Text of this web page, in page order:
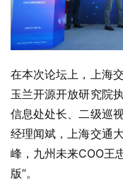
在本次论坛上，上海
玉兰开源开放研究院
信息处处长、二级巡
经理闻斌，上海交通
峰，九州未来COO王
版”。